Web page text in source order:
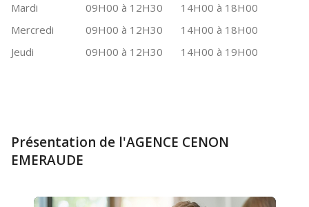
Mardi
09H00 à 12H30
14H00 à 18H00
Mercredi
09H00 à 12H30
14H00 à 18H00
Jeudi
09H00 à 12H30 14H00 à 19H00
Présentation de l'AGENCE CENON
EMERAUDE